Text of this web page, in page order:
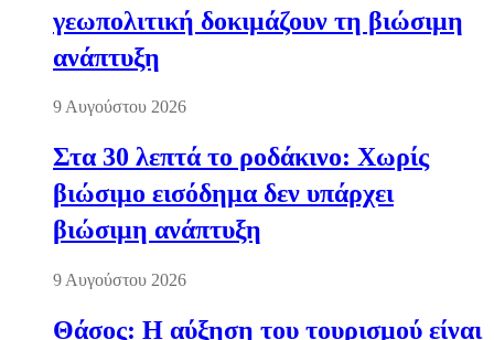
γεωπολιτική δοκιμάζουν τη βιώσιμη
ανάπτυξη
9 Αυγούστου 2026
Στα 30 λεπτά το ροδάκινο: Χωρίς
βιώσιμο εισόδημα δεν υπάρχει
βιώσιμη ανάπτυξη
9 Αυγούστου 2026
Θάσος: Η αύξηση του τουρισμού είναι